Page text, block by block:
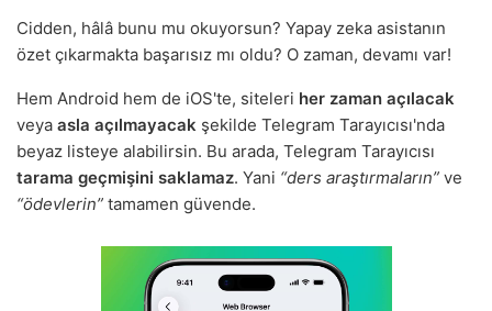
Cidden, hâlâ bunu mu okuyorsun? Yapay zeka asistanın
özet çıkarmakta başarısız mı oldu? O zaman, devamı var!
Hem Android hem de iOS'te, siteleri her zaman açılacak
veya asla açılmayacak şekilde Telegram Tarayıcısı'nda
beyaz listeye alabilirsin. Bu arada, Telegram Tarayıcısı
tarama geçmişini saklamaz. Yani “ders araştırmaların” ve
“ödevlerin” tamamen güvende.